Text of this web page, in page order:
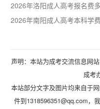
2026年洛阳成人高考报名费
2026年南阳成人高考本科学
声明：本站为成考交流信息网
成考
本站部分文字及图片均来自于
件到1318596351@qq.com，